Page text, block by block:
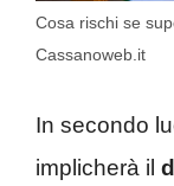
Cosa rischi se
Cassanoweb.it
In secondo
implicherà il